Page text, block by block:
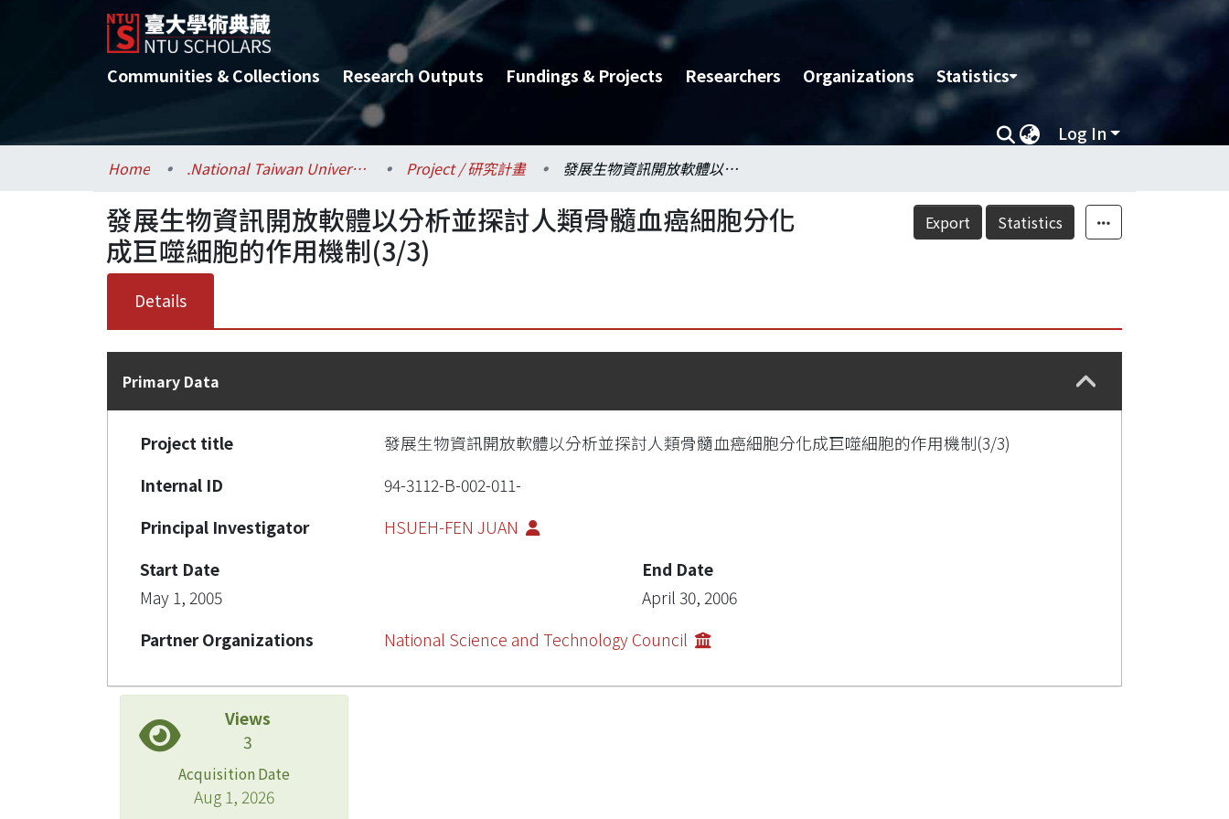
Communities & Collections Research Outputs Fundings & Projects Researchers Organizations Statistics
Log In
Home .National Taiwan University / 國立臺灣大學 Project / 研究計畫 發展生物資訊開放軟體以分析並探討人類骨髓血癌細胞分化成巨噬細胞的作用機制(3/3)
Export Statistics
發展生物資訊開放軟體以分析並探討人類骨髓血癌細胞分化
成巨噬細胞的作用機制(3/3)
Details
Primary Data
Project title
發展生物資訊開放軟體以分析並探討人類骨髓血癌細胞分化成巨噬細胞的作用機制(3/3)
Internal ID
94-3112-B-002-011-
Principal Investigator
HSUEH-FEN JUAN
Start Date
May 1, 2005
End Date
April 30, 2006
Partner Organizations
National Science and Technology Council
Views
3
Acquisition Date
Aug 1, 2026